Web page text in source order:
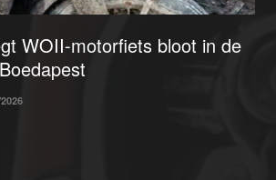
WOII-motorfiets bloot in de